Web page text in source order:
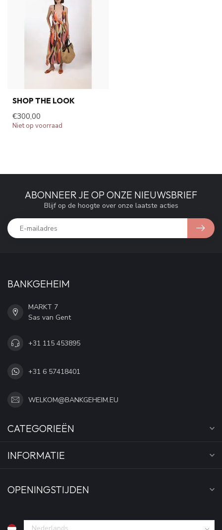
SHOP THE LOOK
€300,00
Niet op voorraad
ABONNEER JE OP ONZE NIEUWSBRIEF
Blijf op de hoogte over onze laatste acties
BANKGEHEIM
MARKT 7
Sas van Gent
+31 115 453895
+31 6 57418401
WELKOM@BANKGEHEIM.EU
CATEGORIEËN
INFORMATIE
OPENINGSTIJDEN